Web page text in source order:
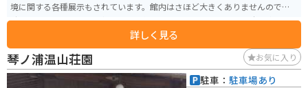
境に関する各種展示もされています。館内はさほど大きくありませんので、
時間も要しません。その割に工夫を凝らして展示されているので十分楽しめ
ます。国道４２号線からやや西に入ったところにあり、周辺は落ち着いた環
境です。海岸もすぐそばにあります。
詳しく見る
琴ノ浦温山荘園 お気に入り
駐車： 駐車場あり